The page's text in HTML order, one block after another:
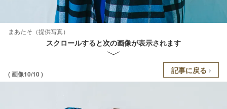
まあたそ（提供写真）
スクロールすると次の画像が表示されます
( 画像10/10 ) 記事に戻る